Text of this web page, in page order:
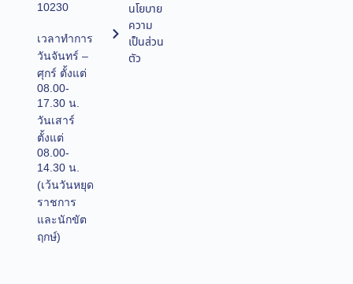
10230
เวลาทำการ
วันจันทร์ –
ศุกร์ ตั้งแต่
08.00-
17.30 น.
วันเสาร์
ตั้งแต่
08.00-
14.30 น.
(เว้นวันหยุด
ราชการ
และนักขัต
ฤกษ์)
นโยบาย
ความ
เป็นส่วน
ตัว